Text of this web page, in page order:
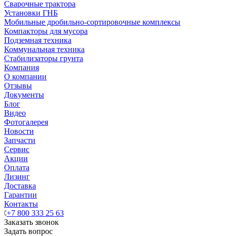
Сварочные трактора
Установки ГНБ
Мобильные дробильно-сортировочные комплексы
Компакторы для мусора
Подземная техника
Коммунальная техника
Стабилизаторы грунта
Компания
О компании
Отзывы
Документы
Блог
Видео
Фотогалерея
Новости
Запчасти
Сервис
Акции
Оплата
Лизинг
Доставка
Гарантии
Контакты
+7 800 333 25 63
Заказать звонок
Задать вопрос